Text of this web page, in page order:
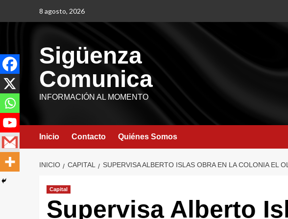
8 agosto, 2026
Sigüenza
Comunica
INFORMACIÓN AL MOMENTO
Inicio Contacto Quiénes Somos
INICIO CAPITAL SUPERVISA ALBERTO ISLAS OBRA EN LA COLONIA EL
Capital
Supervisa Alberto